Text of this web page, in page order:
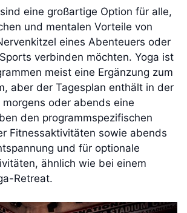
eine großartige Option für alle,
und mentalen Vorteile von
eines Abenteuers oder
verbinden möchten. Yoga ist
meist eine Ergänzung zum
aber der Tagesplan enthält in der
oder abends eine
den programmspezifischen
Fitnessaktivitäten sowie abends
und für optionale
ähnlich wie bei einem
Retreat.